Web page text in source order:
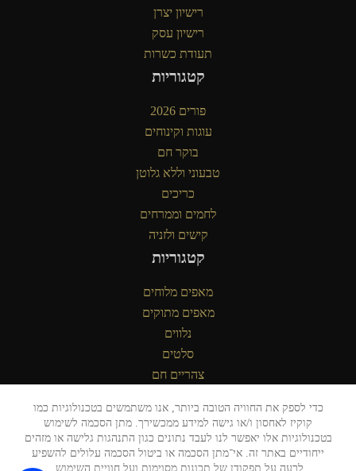
כדי לספק את החוויה הטובה ביותר, אנו משתמשים בטכנולוגיות כמו
קוקיז לאחסון ו/או גישה למידע ממכשירך. מתן הסכמה לשימוש
בטכנולוגיות אלו יאפשר לנו לעבד נתונים כגון התנהגות גלישה או מזהים
ייחודיים באתר זה. אי־מתן הסכמה או ביטול הסכמה עלולים להשפיע
לרעה על תפקודן של תכונות מסוימות ועל חוויית השימוש.
רישיון יצרן
רישיון עסק
תעודת כשרות
קטגוריות
פורים 2026
עוגות וקינוחים
בוקר חם
טבעוני וללא גלוטן
כריכים
לחמים וממרחים
קישים ולזניה
קטגוריות
מאפים מלוחים
מאפים מתוקים
נלווים
סלטים
צהריים חם